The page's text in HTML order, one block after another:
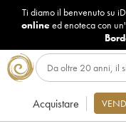
Ti diamo il benvenuto su
onlineed enoteca con
Acquistare